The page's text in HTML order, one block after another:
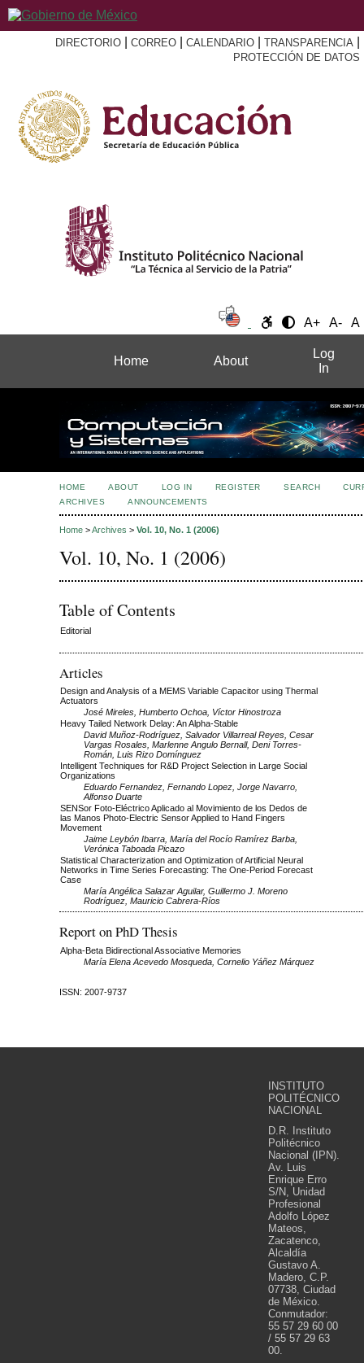
DIRECTORIO CORREO CALENDARIO TRANSPARENCIA
PROTECCIÓN DE DATOS
A+ A- A
Home About
Log
In
HOME ABOUT LOG IN REGISTER SEARCH
ARCHIVES
ANNOUNCEMENTS
Home >Archives > Vol. 10, No. 1 (2006)
Vol. 10, No. 1 (2006)
Table of Contents
Editorial
Articles
Design and Analysis of a MEMS Variable Capacitor using Thermal
Actuators
José Mireles, Humberto Ochoa, Víctor Hinostroza
Heavy Tailed Network Delay: An Alpha-Stable
David Muñoz-Rodríguez, Salvador Villarreal Reyes, Cesar
Vargas Rosales, Marlenne Angulo Bernall, Deni Torres-
Román, Luis Rizo Domínguez
Intelligent Techniques for R&D Project Selection in Large Social
Organizations
Eduardo Fernandez, Fernando Lopez, Jorge Navarro,
Alfonso Duarte
SENSor Foto-Eléctrico Aplicado al Movimiento de los Dedos de
las Manos Photo-Electric Sensor Applied to Hand Fingers
Movement
Jaime Leybón Ibarra, María del Rocío Ramírez Barba,
Verónica Taboada Picazo
Statistical Characterization and Optimization of Artificial Neural
Networks in Time Series Forecasting: The One-Period Forecast
Case
María Angélica Salazar Aguilar, Guillermo J. Moreno
Rodríguez, Mauricio Cabrera-Ríos
Report on PhD Thesis
Alpha-Beta Bidirectional Associative Memories
María Elena Acevedo Mosqueda, Cornelio Yáñez Márquez
ISSN: 2007-9737
INSTITUTO
POLITÉCNICO
NACIONAL
D.R. Instituto
Politécnico
Nacional (IPN).
Av. Luis
Enrique Erro
S/N, Unidad
Profesional
Adolfo López
Mateos,
Zacatenco,
Alcaldía
Gustavo A.
Madero, C.P.
07738, Ciudad
de México.
Conmutador:
55 57 29 60 00
/ 55 57 29 63
00.